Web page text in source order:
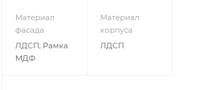
Материал
фасада
ЛДСП, Рамка
МДФ
Материал
корпуса
ЛДСП